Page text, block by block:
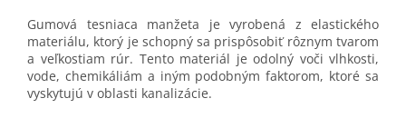
Gumová tesniaca manžeta je vyrobená z elastického
materiálu, ktorý je schopný sa prispôsobiť rôznym tvarom
a veľkostiam rúr. Tento materiál je odolný voči vlhkosti,
vode, chemikáliám a iným podobným faktorom, ktoré sa
vyskytujú v oblasti kanalizácie.